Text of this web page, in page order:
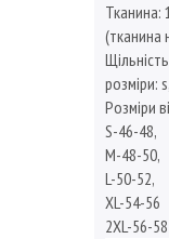
Тканина:
(тканина
розміри:
Розміри
S-46-48,
М-48-50,
L-50-52,
XL-54-56
2XL-56-58